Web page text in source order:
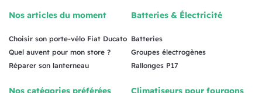
Nos articles du moment
Choisir son porte-vélo Fiat Ducato
Quel auvent pour mon store ?
Réparer son lanterneau
Nos catégories préférées
Batteries & Électricité
Batteries
Groupes électrogènes
Rallonges P17
Climatiseurs pour fourgons